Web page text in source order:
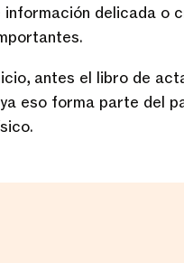
delicada o
antes el libro de
eso forma parte del